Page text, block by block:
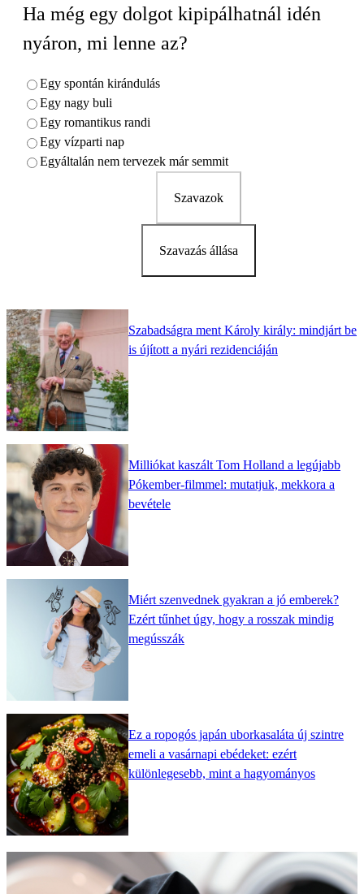
Ha még egy dolgot kipipálhatnál idén
nyáron, mi lenne az?
Egy spontán kirándulás
Egy nagy buli
Egy romantikus randi
Egy vízparti nap
Egyáltalán nem tervezek már semmit
Szavazok
Szavazás állása
Szabadságra ment Károly király: mindjárt be
is újított a nyári rezidenciáján
Milliókat kaszált Tom Holland a legújabb
Pókember-filmmel: mutatjuk, mekkora a
bevétele
Miért szenvednek gyakran a jó emberek?
Ezért tűnhet úgy, hogy a rosszak mindig
megússzák
Ez a ropogós japán uborkasaláta új szintre
emeli a vasárnapi ebédeket: ezért
különlegesebb, mint a hagyományos